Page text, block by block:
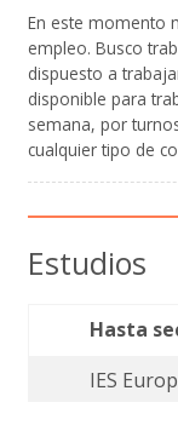
En este momento
empleo. Busco
dispuesto a
disponible para
semana, por
cualquier tipo de
Estudios
Hasta
IES